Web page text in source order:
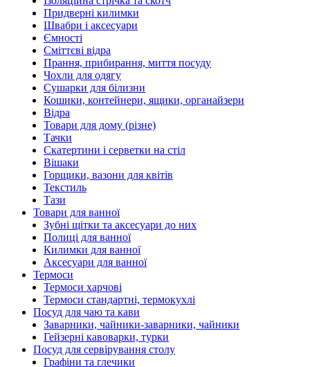
Придверні килимки
Швабри і аксесуари
Ємності
Сміттєві відра
Прання, прибирання, миття посуду
Чохли для одягу
Сушарки для білизни
Кошики, контейнери, ящики, органайзери
Відра
Товари для дому (різне)
Тачки
Скатертини і серветки на стіл
Вішаки
Горщики, вазони для квітів
Текстиль
Тази
Товари для ванної
Зубні щітки та аксесуари до них
Полиці для ванної
Килимки для ванної
Аксесуари для ванної
Термоси
Термоси харчові
Термоси стандартні, термокухлі
Посуд для чаю та кави
Заварники, чайники-заварники, чайники
Гейзерні кавоварки, турки
Посуд для сервірування столу
Графіни та глечики